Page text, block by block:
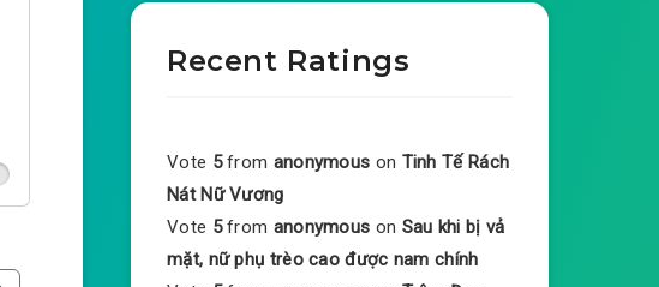
Recent Ratings
Vote 5 from anonymous on Tinh Tế Rách
Nát Nữ Vương
Vote 5 from anonymous on Sau khi bị vả
mặt, nữ phụ trèo cao được nam chính